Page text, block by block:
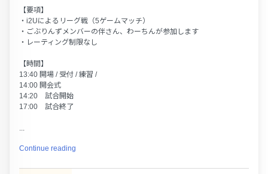
【要項】
・i2Uによるリーグ戦（5ゲームマッチ）
・ごぶりんずメンバーの伴さん、わーちんが参加します
・レーティング制限なし
【時間】
13:40 開場 / 受付 / 練習 /
14:00 開会式
14:20 試合開始
17:00 試合終了
...
Continue reading